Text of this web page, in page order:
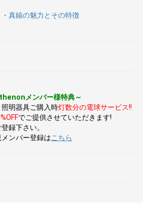
真鍮の魅力とその特徴
メンバー様特典～
明器具ご購入時灯数分の電球サービス!!
でご提供させていただきます!
録下さい。
ー登録はこちら